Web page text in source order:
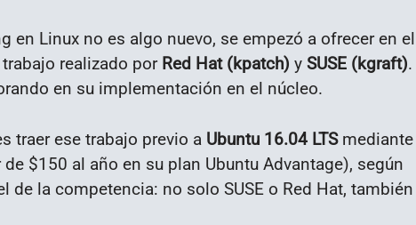
en Linux no es algo nuevo, se empezó a ofrecer en el
realizado por Red Hat (kpatch) y SUSE (kgraft).
en su implementación en el núcleo.
traer ese trabajo previo a Ubuntu 16.04 LTSmediante
de $150 al año en su plan Ubuntu Advantage), según
la competencia: no solo SUSE o Red Hat, también